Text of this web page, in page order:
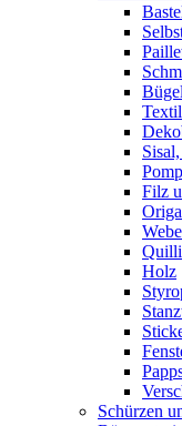
Filz
Holz
Schürzen